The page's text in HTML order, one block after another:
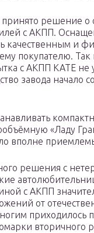
принято решение о
с АКПП.
качественным и
покупателю. Так
с АКПП КАТЕ не
завода начало
«Ладу
вполне
решения с
с АКПП
от
приходилось
вторичного